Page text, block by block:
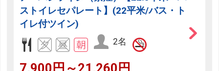
ストイレセパレート】(22平米/バス・ト
イレ付ツイン)
2名